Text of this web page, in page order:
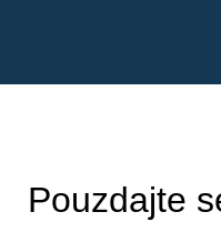
Pouzdajte